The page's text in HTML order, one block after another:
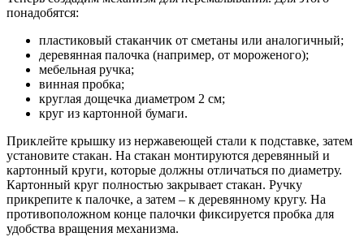
понадобятся:
пластиковый стаканчик от сметаны или аналогичный;
деревянная палочка (например, от мороженого);
мебельная ручка;
винная пробка;
круглая дощечка диаметром 2 см;
круг из картонной бумаги.
Приклейте крышку из нержавеющей стали к подставке, затем
установите стакан. На стакан монтируются деревянный и
картонный круги, которые должны отличаться по диаметру.
Картонный круг полностью закрывает стакан. Ручку
прикрепите к палочке, а затем – к деревянному кругу. На
противоположном конце палочки фиксируется пробка для
удобства вращения механизма.